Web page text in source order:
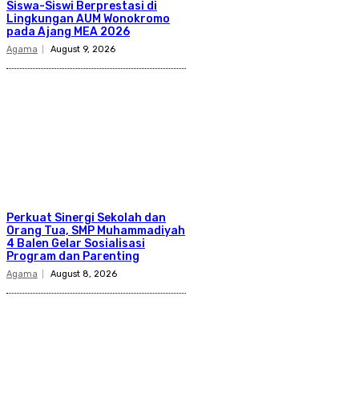
Siswa-Siswi Berprestasi di
Lingkungan AUM Wonokromo
pada Ajang MEA 2026
Agama August 9, 2026
Perkuat Sinergi Sekolah dan
Orang Tua, SMP Muhammadiyah
4 Balen Gelar Sosialisasi
Program dan Parenting
Agama August 8, 2026